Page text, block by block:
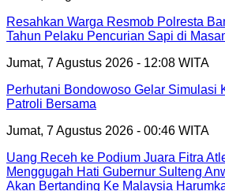
Resahkan Warga Resmob Polresta
Tahun Pelaku Pencurian Sapi di
Jumat, 7 Agustus 2026 - 12:08 WITA
Perhutani Bondowoso Gelar Simulasi
Patroli Bersama
Jumat, 7 Agustus 2026 - 00:46 WITA
Uang Receh ke Podium Juara Fitra
Menggugah Hati Gubernur Sulteng
Akan Bertanding Ke Malaysia